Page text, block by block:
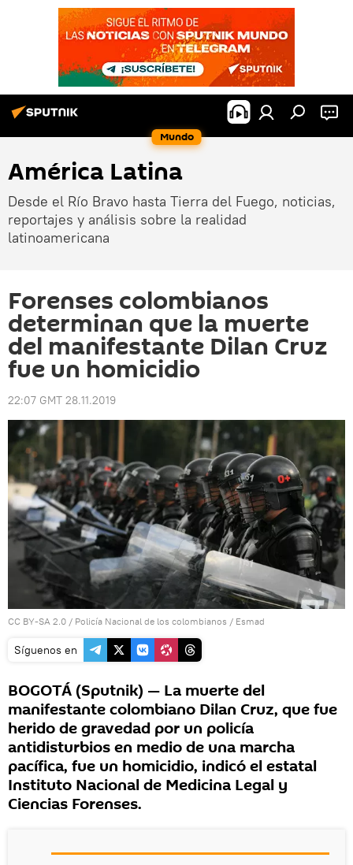
Mundo
América Latina
Desde el Río Bravo hasta Tierra del Fuego, noticias,
reportajes y análisis sobre la realidad
latinoamericana
Forenses colombianos
determinan que la muerte
del manifestante Dilan Cruz
fue un homicidio
22:07 GMT 28.11.2019
CC BY-SA 2.0 / Policía Nacional de los colombianos / Esmad
Síguenos en
BOGOTÁ (Sputnik) — La muerte del
manifestante colombiano Dilan Cruz, que fue
herido de gravedad por un policía
antidisturbios en medio de una marcha
pacífica, fue un homicidio, indicó el estatal
Instituto Nacional de Medicina Legal y
Ciencias Forenses.